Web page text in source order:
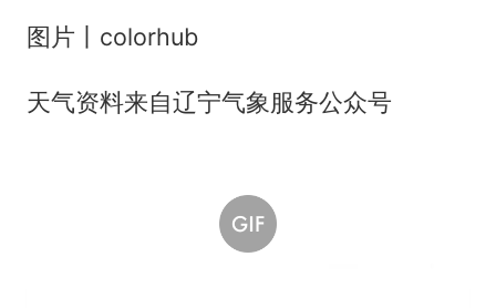
图片丨colorhub
天气资料来自辽宁气象服务公众号